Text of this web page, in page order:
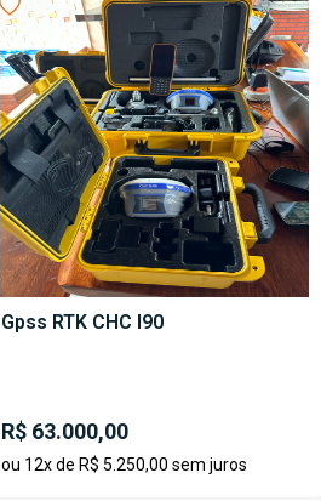
Gpss RTK CHC I90
R$ 63.000,00
ou 12x de R$ 5.250,00 sem juros